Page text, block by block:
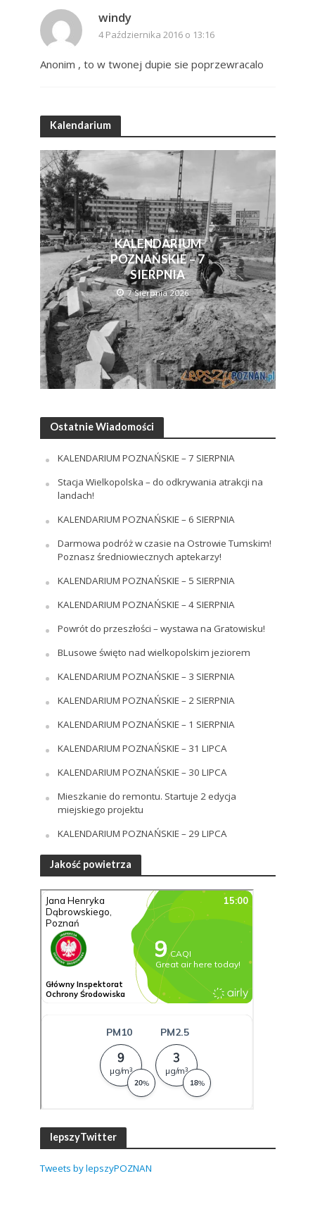
windy
4 Października 2016 o 13:16
Anonim , to w twonej dupie sie poprzewracalo
Kalendarium
KALENDARIUM
POZNAŃSKIE – 7
SIERPNIA
7 Sierpnia 2026
Ostatnie Wiadomości
KALENDARIUM POZNAŃSKIE – 7 SIERPNIA
Stacja Wielkopolska – do odkrywania atrakcji na
landach!
KALENDARIUM POZNAŃSKIE – 6 SIERPNIA
Darmowa podróż w czasie na Ostrowie Tumskim!
Poznasz średniowiecznych aptekarzy!
KALENDARIUM POZNAŃSKIE – 5 SIERPNIA
KALENDARIUM POZNAŃSKIE – 4 SIERPNIA
Powrót do przeszłości – wystawa na Gratowisku!
BLusowe święto nad wielkopolskim jeziorem
KALENDARIUM POZNAŃSKIE – 3 SIERPNIA
KALENDARIUM POZNAŃSKIE – 2 SIERPNIA
KALENDARIUM POZNAŃSKIE – 1 SIERPNIA
KALENDARIUM POZNAŃSKIE – 31 LIPCA
KALENDARIUM POZNAŃSKIE – 30 LIPCA
Mieszkanie do remontu. Startuje 2 edycja
miejskiego projektu
KALENDARIUM POZNAŃSKIE – 29 LIPCA
Jakość powietrza
lepszyTwitter
Tweets by lepszyPOZNAN